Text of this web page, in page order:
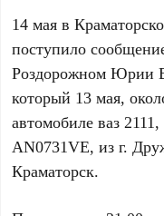
14 мая в
поступило
Роздорожном Юрии
который 13 мая,
автомобиле ваз
AN0731VE, из г.
Краматорск.